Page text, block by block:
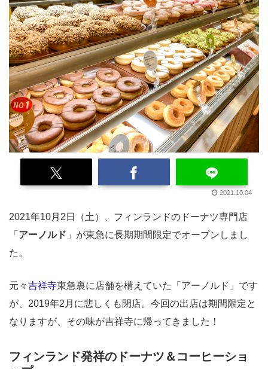
2021.10.04
2021年10月2日（土）、フィンランドのドーナツ専門店
「 アーノルド 」が東急に長期期間限定でオープンしまし
た。
元々吉祥寺東急裏に店舗を構えていた「アーノルド」です
が、2019年2月に悲しくも閉店。今回の出店は期間限定と
なりますが、その味が吉祥寺に帰ってきました！
フィンランド発祥のドーナツ＆コーヒーショ